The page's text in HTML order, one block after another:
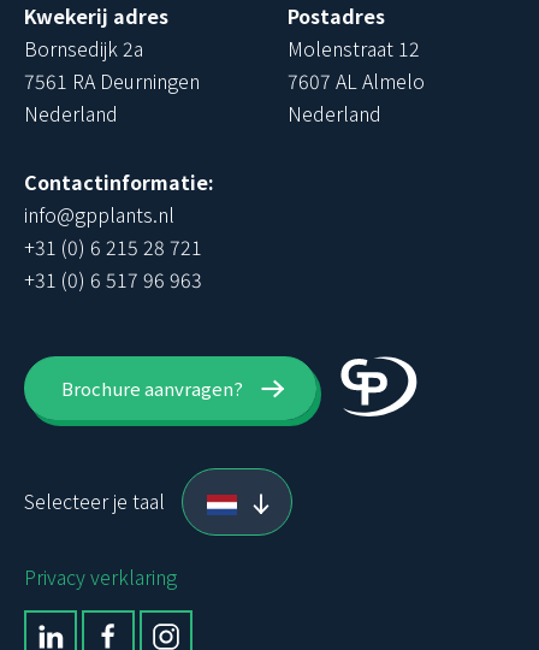
Kwekerij adres
Bornsedijk 2a
7561 RA Deurningen
Nederland
Postadres
Molenstraat 12
7607 AL Almelo
Nederland
Contactinformatie:
info@gpplants.nl
+31 (0) 6 215 28 721
+31 (0) 6 517 96 963
Brochure aanvragen?
Selecteer je taal
Privacy verklaring